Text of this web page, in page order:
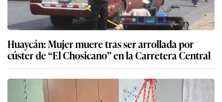
Huaycán: Mujer muere tras ser arrollada por
cúster de “El Chosicano” en la Carretera Central